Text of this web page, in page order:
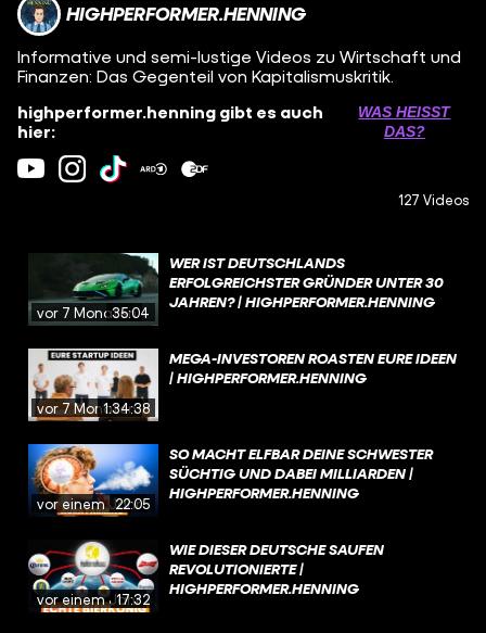
HIGHPERFORMER.HENNING
Informative und semi-lustige Videos zu Wirtschaft und
Finanzen: Das Gegenteil von Kapitalismuskritik.
highperformer.henning gibt es auch
hier:
WAS HEISST D
AS?
127 Videos
vor 7 Monaten
35:04
WER IST DEUTSCHLANDS
ERFOLGREICHSTER GRÜNDER UNTER 30
JAHREN? | HIGHPERFORMER.HENNING
vor 7 Monaten
1:34:38
MEGA-INVESTOREN ROASTEN EURE IDEEN
| HIGHPERFORMER.HENNING
vor einem Jahr
22:05
SO MACHT ELFBAR DEINE SCHWESTER
SÜCHTIG UND DABEI MILLIARDEN |
HIGHPERFORMER.HENNING
vor einem Jahr
17:32
WIE DIESER DEUTSCHE SAUFEN
REVOLUTIONIERTE |
HIGHPERFORMER.HENNING